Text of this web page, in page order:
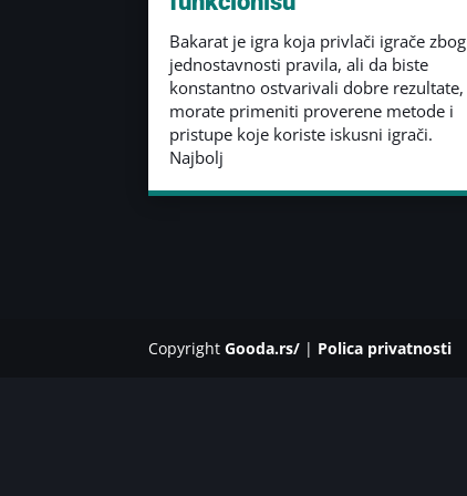
Bakarat je igra koja privlači igrače zbog
jednostavnosti pravila, ali da biste
konstantno ostvarivali dobre rezultate,
morate primeniti proverene metode i
pristupe koje koriste iskusni igrači.
Najbolj
CopyrightGooda.rs/ | Polica privatnosti